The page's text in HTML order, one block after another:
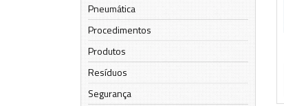
Pneumática
Procedimentos
Produtos
Resíduos
Segurança